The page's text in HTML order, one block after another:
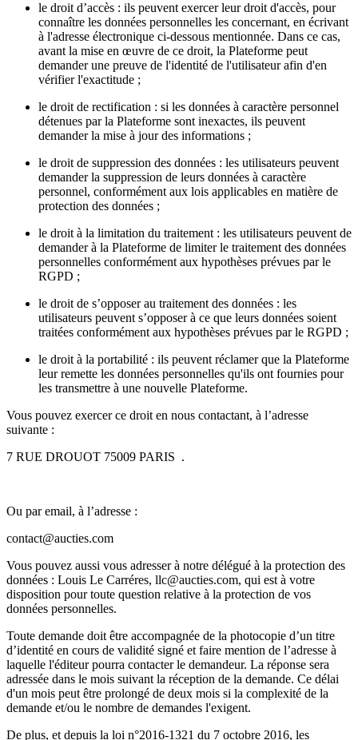
le droit d’accès : ils peuvent exercer leur droit d'accès, pour
connaître les données personnelles les concernant, en écrivant
à l'adresse électronique ci-dessous mentionnée. Dans ce cas,
avant la mise en œuvre de ce droit, la Plateforme peut
demander une preuve de l'identité de l'utilisateur afin d'en
vérifier l'exactitude ;
le droit de rectification : si les données à caractère personnel
détenues par la Plateforme sont inexactes, ils peuvent
demander la mise à jour des informations ;
le droit de suppression des données : les utilisateurs peuvent
demander la suppression de leurs données à caractère
personnel, conformément aux lois applicables en matière de
protection des données ;
le droit à la limitation du traitement : les utilisateurs peuvent de
demander à la Plateforme de limiter le traitement des données
personnelles conformément aux hypothèses prévues par le
RGPD ;
le droit de s’opposer au traitement des données : les
utilisateurs peuvent s’opposer à ce que leurs données soient
traitées conformément aux hypothèses prévues par le RGPD ;
le droit à la portabilité : ils peuvent réclamer que la Plateforme
leur remette les données personnelles qu'ils ont fournies pour
les transmettre à une nouvelle Plateforme.
Vous pouvez exercer ce droit en nous contactant, à l’adresse
suivante :
7 RUE DROUOT 75009 PARIS .
Ou par email, à l’adresse :
contact@aucties.com
Vous pouvez aussi vous adresser à notre délégué à la protection des
données : Louis Le Carréres, llc@aucties.com, qui est à votre
disposition pour toute question relative à la protection de vos
données personnelles.
Toute demande doit être accompagnée de la photocopie d’un titre
d’identité en cours de validité signé et faire mention de l’adresse à
laquelle l'éditeur pourra contacter le demandeur. La réponse sera
adressée dans le mois suivant la réception de la demande. Ce délai
d'un mois peut être prolongé de deux mois si la complexité de la
demande et/ou le nombre de demandes l'exigent.
De plus, et depuis la loi n°2016-1321 du 7 octobre 2016, les